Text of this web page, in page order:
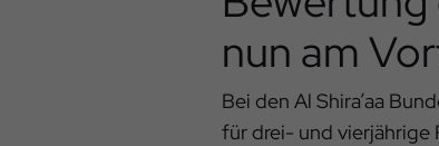
nun am
Bei den Al Shira’aa
für drei- und vierjährige